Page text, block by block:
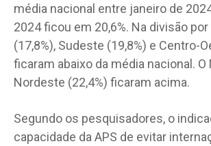
média nacional entre janeiro de
2024 ficou em 20,6%. Na divisão por
(17,8%), Sudeste (19,8%) e Centro-
ficaram abaixo da média nacional. O
Nordeste (22,4%) ficaram acima.
Segundo os pesquisadores, o
capacidade da APS de evitar